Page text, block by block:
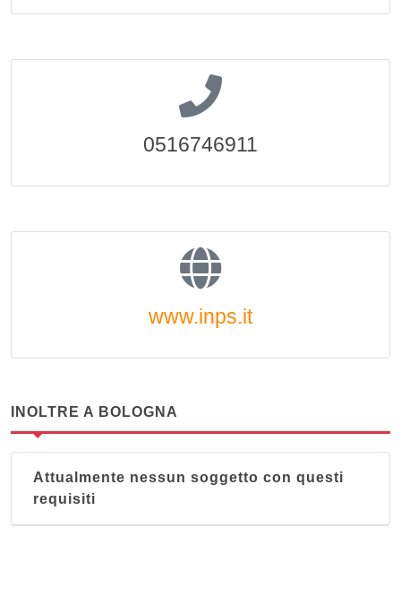
0516746911
www.inps.it
INOLTRE A BOLOGNA
Attualmente nessun soggetto con questi
requisiti